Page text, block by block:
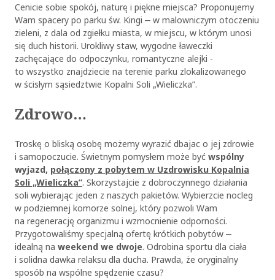
Cenicie sobie spokój, naturę i piękne miejsca? Proponujemy
Wam spacery po parku św. Kingi ‒ w malowniczym otoczeniu
zieleni, z dala od zgiełku miasta, w miejscu, w którym unosi
się duch historii. Urokliwy staw, wygodne ławeczki
zachęcające do odpoczynku, romantyczne alejki -
to wszystko znajdziecie na terenie parku zlokalizowanego
w ścisłym sąsiedztwie Kopalni Soli „Wieliczka”.
Zdrowo…
Troskę o bliską osobę możemy wyrazić dbajac o jej zdrowie
i samopoczucie. Świetnym pomysłem może byćwspólny
wyjazd, połączony z pobytem w Uzdrowisku Kopalnia
Soli „Wieliczka”. Skorzystajcie z dobroczynnego działania
soli wybierając jeden z naszych pakietów. Wybierzcie nocleg
w podziemnej komorze solnej, który pozwoli Wam
na regenerację organizmu i wzmocnienie odporności.
Przygotowaliśmy specjalną ofertę krótkich pobytów ‒
idealną na weekend we dwoje. Odrobina sportu dla ciała
i solidna dawka relaksu dla ducha. Prawda, że oryginalny
sposób na wspólne spędzenie czasu?